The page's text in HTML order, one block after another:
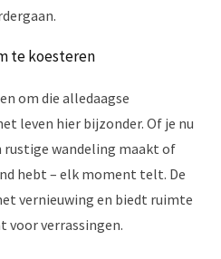
te koesteren
om die alledaagse
leven hier bijzonder. Of je nu
rustige wandeling maakt of
hebt – elk moment telt. De
vernieuwing en biedt ruimte
voor verrassingen.